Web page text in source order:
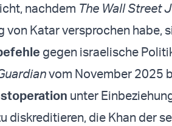
nachdem The Wall Street
von Katar versprochen habe,
gegen israelische
vom November 2025
unter
diskreditieren, die Khan der